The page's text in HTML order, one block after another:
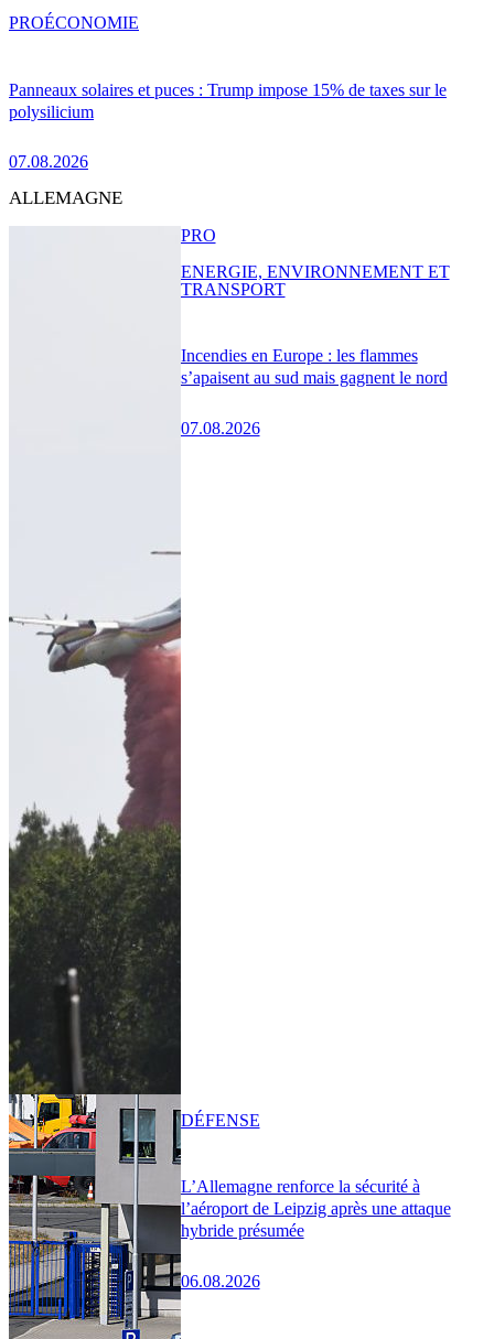
Panneaux solaires et puces : Trump impose 15% de taxes sur le
polysilicium
07.08.2026
PROÉCONOMIE
ALLEMAGNE
Incendies en Europe : les flammes
s’apaisent au sud mais gagnent le nord
07.08.2026
PRO
ENERGIE, ENVIRONNEMENT ET
TRANSPORT
L’Allemagne renforce la sécurité à
l’aéroport de Leipzig après une attaque
hybride présumée
06.08.2026
DÉFENSE